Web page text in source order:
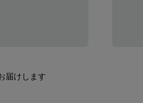
届けします